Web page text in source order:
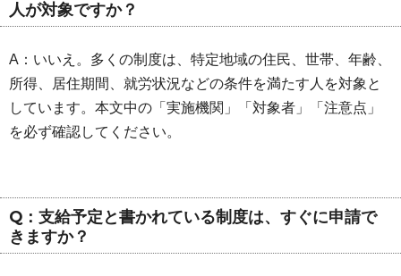
人が対象ですか？
A：いいえ。多くの制度は、特定地域の住民、世帯、年齢、
所得、居住期間、就労状況などの条件を満たす人を対象と
しています。本文中の「実施機関」「対象者」「注意点」
を必ず確認してください。
Q：支給予定と書かれている制度は、すぐに申請で
きますか？